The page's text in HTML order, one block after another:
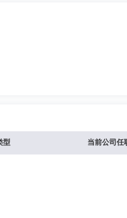
型 当前公司任